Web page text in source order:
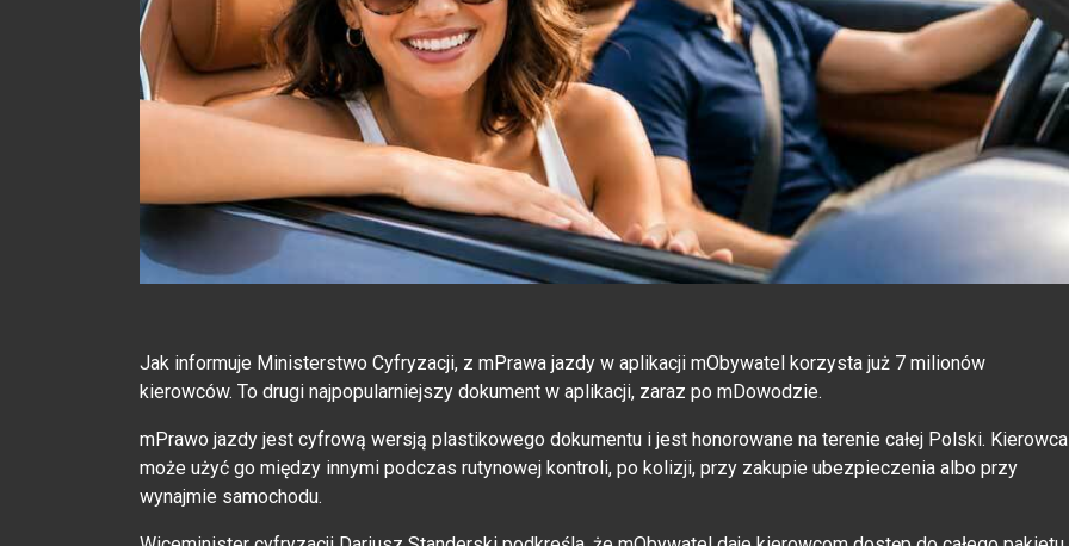
Jak informuje Ministerstwo Cyfryzacji, z mPrawa jazdy w aplikacji mObywatel korzysta już 7 milionów
kierowców. To drugi najpopularniejszy dokument w aplikacji, zaraz po mDowodzie.
mPrawo jazdy jest cyfrową wersją plastikowego dokumentu i jest honorowane na terenie całej Polski. Kierowca
może użyć go między innymi podczas rutynowej kontroli, po kolizji, przy zakupie ubezpieczenia albo przy
wynajmie samochodu.